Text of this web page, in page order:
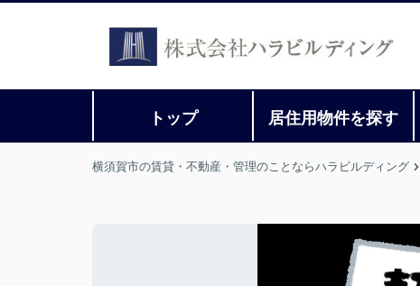
トップ 居住用物件を探す
横須賀市の賃貸・不動産・管理のことならハラビルディング